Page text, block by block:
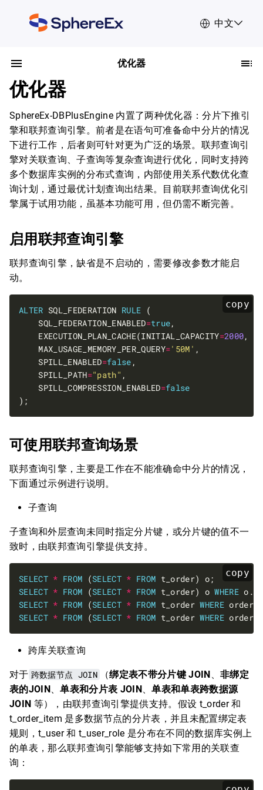
中文
优化器
优化器
SphereEx-DBPlusEngine 内置了两种优化器：分片下推引
擎和联邦查询引擎。前者是在语句可准备命中分片的情况
下进行工作，后者则可针对更为广泛的场景。联邦查询引
擎对关联查询、子查询等复杂查询进行优化，同时支持跨
多个数据库实例的分布式查询，内部使用关系代数优化查
询计划，通过最优计划查询出结果。目前联邦查询优化引
擎属于试用功能，虽基本功能可用，但仍需不断完善。
启用联邦查询引擎
联邦查询引擎，缺省是不启动的，需要修改参数才能启
动。
copy
ALTER SQL_FEDERATION RULE
    SQL_FEDERATION_ENABLED
=true
    EXECUTION_PLAN_CACHE(INITIAL_CAPACITY
=2000,
    MAX_USAGE_MEMORY_PER_QUERY
='50M'
    SPILL_ENABLED
=false
    SPILL_PATH
="path"
    SPILL_COMPRESSION_ENABLED
=false
可使用联邦查询场景
联邦查询引擎，主要是工作在不能准确命中分片的情况，
下面通过示例进行说明。
子查询
子查询和外层查询未同时指定分片键，或分片键的值不一
致时，由联邦查询引擎提供支持。
copy
SELECT * FROM (SELECT * FROM
SELECT * FROM (SELECT * FROM t_order) o WHERE
SELECT * FROM (SELECT * FROM t_order WHERE
SELECT * FROM (SELECT * FROM t_order WHERE
跨库关联查询
对于 跨数据节点 JOIN （绑定表不带分片键 JOIN、 非绑定
表的JOIN、单表和分片表 JOIN、单表和单表跨数据源
JOIN 等），由联邦查询引擎提供支持。假设 t_order 和
t_order_item 是多数据节点的分片表，并且未配置绑定表
规则，t_user 和 t_user_role 是分布在不同的数据库实例上
的单表，那么联邦查询引擎能够支持如下常用的关联查
询：